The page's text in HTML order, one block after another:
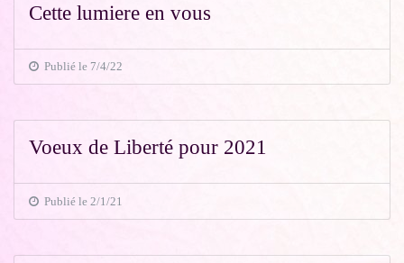
Cette lumiere en vous
Publié le 7/4/22
Voeux de Liberté pour 2021
Publié le 2/1/21